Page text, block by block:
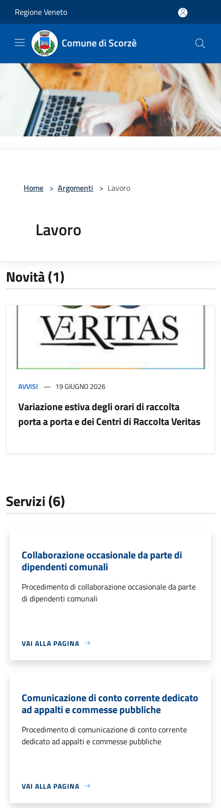
Regione Veneto
Comune di Scorzè
Home > Argomenti > Lavoro
Lavoro
Novità (1)
AVVISI 19 GIUGNO 2026
Variazione estiva degli orari di raccolta
porta a porta e dei Centri di Raccolta Veritas
Servizi (6)
Collaborazione occasionale da parte di
dipendenti comunali
Procedimento di collaborazione occasionale da parte
di dipendenti comunali
VAI ALLA PAGINA
Comunicazione di conto corrente dedicato
ad appalti e commesse pubbliche
Procedimento di comunicazione di conto corrente
dedicato ad appalti e commesse pubbliche
VAI ALLA PAGINA